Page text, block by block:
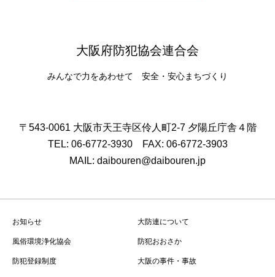
大阪府防犯協会連合会
みんなで力をあわせて 安全・安心まちづくり
〒543-0061 大阪市天王寺区伶人町2-7 夕陽丘庁舎４階
TEL: 06-6772-3930 FAX: 06-6772-3903
MAIL: daibouren@daibouren.jp
お知らせ 大防連について
風俗環境浄化協会 防犯おおさか
防犯登録制度 大阪の事件・事故